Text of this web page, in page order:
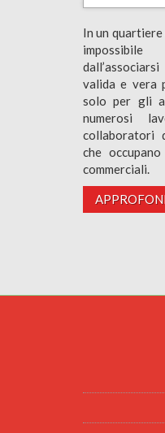
In un
valida e vera
solo per gli
numerosi
collaboratori
che
commerciali.